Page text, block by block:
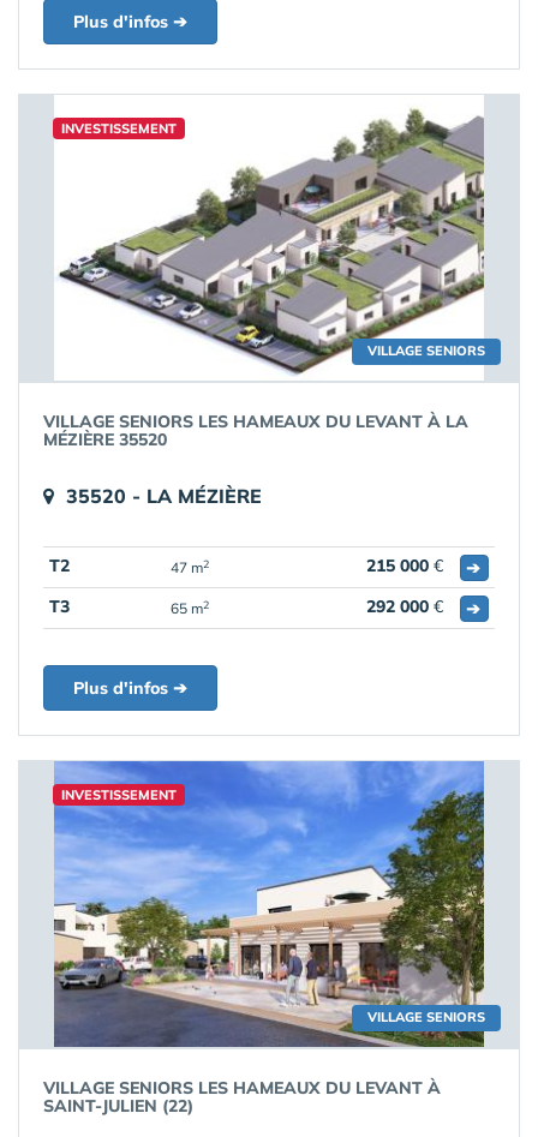
Plus d'infos ➔
VILLAGE SENIORS
INVESTISSEMENT
VILLAGE SENIORS LES HAMEAUX DU LEVANT À LA
MÉZIÈRE 35520
35520 - LA MÉZIÈRE
T2 47 m2 215 000 €
➔
T3
65 m2 292 000 € ➔
Plus d'infos ➔
VILLAGE SENIORS
INVESTISSEMENT
VILLAGE SENIORS LES HAMEAUX DU LEVANT À
SAINT-JULIEN (22)